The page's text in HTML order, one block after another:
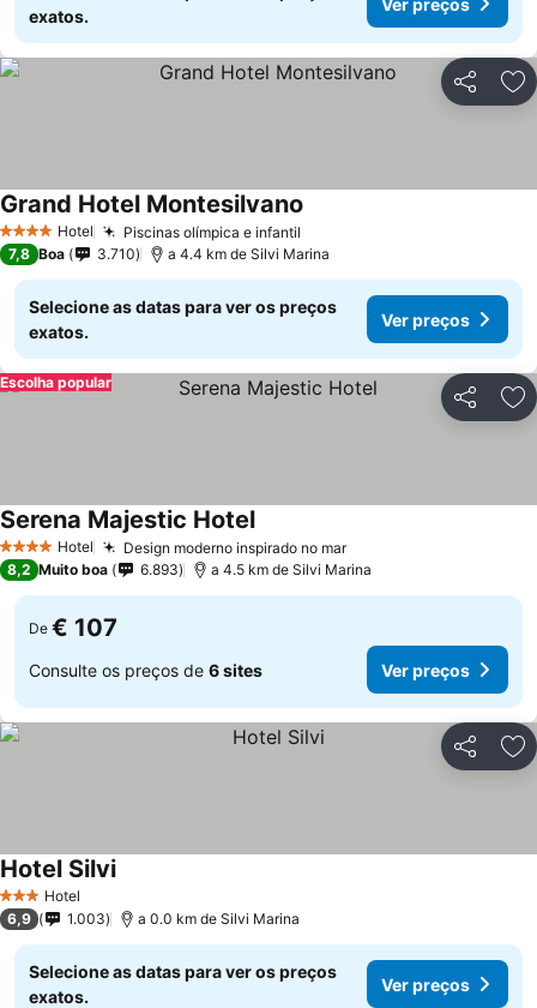
exatos.
Partilhar
4 EstrelasHotel Piscinas olímpica e infantil
Grand Hotel Montesilvano
7,8 Boa 3.710 a 4.4 km de Silvi Marina
Selecione as datas para ver os preços
exatos.
Ver preços
Partilhar
Escolha popular
4 EstrelasHotel Design moderno inspirado no mar
Serena Majestic Hotel
8,2 Muito boa 6.893 a 4.5 km de Silvi Marina
De € 107
Consulte os preços de 6 sites Ver preços
Partilhar
3 EstrelasHotel
Hotel Silvi
6,9 1.003 a 0.0 km de Silvi Marina
Selecione as datas para ver os preços
exatos.
Ver preços